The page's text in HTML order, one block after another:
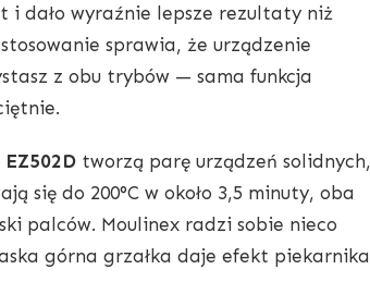
i dało wyraźnie lepsze rezultaty niż
sprawia, że urządzenie
z obu trybów — sama funkcja
tworzą parę urządzeń solidnych,
się do 200°C w około 3,5 minuty, oba
palców. Moulinex radzi sobie nieco
górna grzałka daje efekt